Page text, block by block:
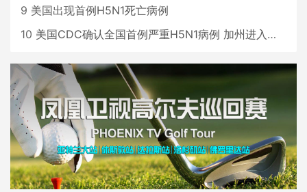
9 美国出现首例H5N1死亡病例
10 美国CDC确认全国首例严重H5N1病例 加州进入紧急状态